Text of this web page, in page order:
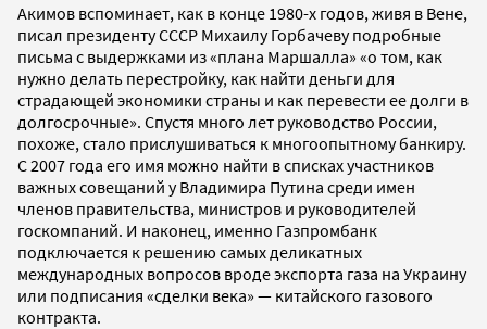
Акимов вспоминает, как в конце 1980-х годов, живя в Вене,
писал президенту СССР Михаилу Горбачеву подробные
письма с выдержками из «плана Маршалла» «о том, как
нужно делать перестройку, как найти деньги для
страдающей экономики страны и как перевести ее долги в
долгосрочные». Спустя много лет руководство России,
похоже, стало прислушиваться к многоопытному банкиру.
С 2007 года его имя можно найти в списках участников
важных совещаний у Владимира Путина среди имен
членов правительства, министров и руководителей
госкомпаний. И наконец, именно Газпромбанк
подключается к решению самых деликатных
международных вопросов вроде экспорта газа на Украину
или подписания «сделки века» — китайского газового
контракта.